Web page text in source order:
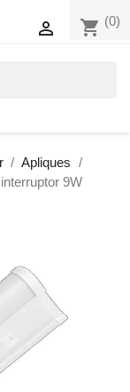
shopping_cart (0)

Apliques
9W